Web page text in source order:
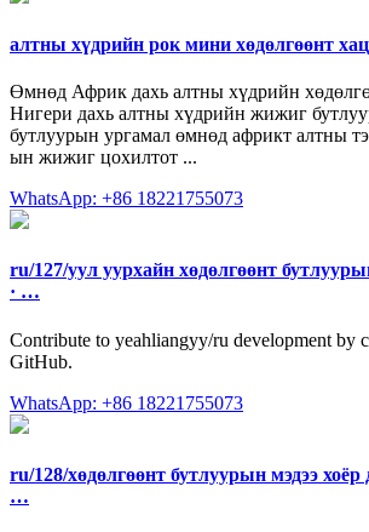
алтны хүдрийн рок мини хөдөлгөөнт
Өмнөд Африк дахь алтны хүдрийн
Нигери дахь алтны хүдрийн жижиг
бутлуурын ургамал өмнөд африкт алтны
ын жижиг цохилтот ...
WhatsApp: +86 18221755073
ru/127/уул уурхайн хөдөлгөөнт
· …
Contribute to yeahliangyy/ru development by
GitHub.
WhatsApp: +86 18221755073
ru/128/хөдөлгөөнт бутлуурын мэдээ хоёр
…